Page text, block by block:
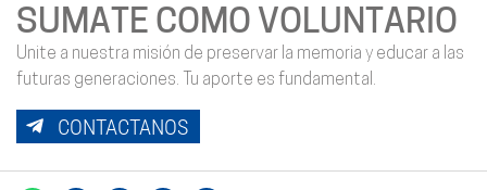
SUMATE COMO VOLUNTARIO
Unite a nuestra misión de preservar la memoria y educar a las
futuras generaciones. Tu aporte es fundamental.
CONTACTANOS